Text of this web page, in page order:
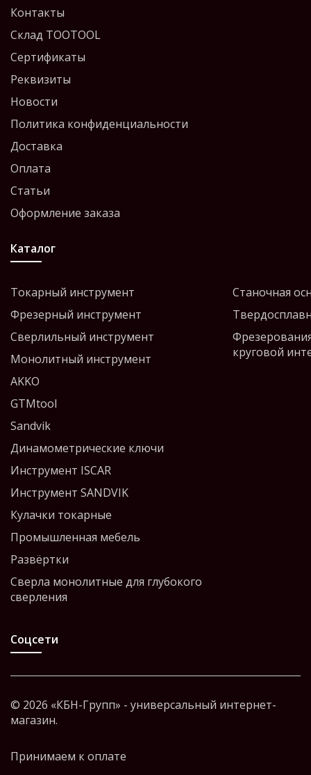
Контакты
Склад TOOTOOL
Сертификаты
Реквизиты
Новости
Политика конфиденциальности
Доставка
Оплата
Статьи
Оформление заказа
Каталог
Токарный инструмент
Фрезерный инструмент
Сверлильный инструмент
Монолитный инструмент
AKKO
GTMtool
Sandvik
Динамометрические ключи
Инструмент ISCAR
Инструмент SANDVIK
Кулачки токарные
Промышленная мебель
Развёртки
Сверла монолитные для глубокого
сверления
Станочная
круговой
Соцсети
© 2026 «КБН-Групп» - универсальный интернет-
магазин.